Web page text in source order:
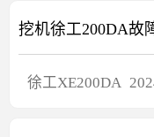
挖机徐工200DA故
徐工XE200DA